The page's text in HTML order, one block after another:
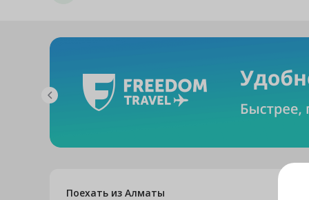
Поехать из Алматы